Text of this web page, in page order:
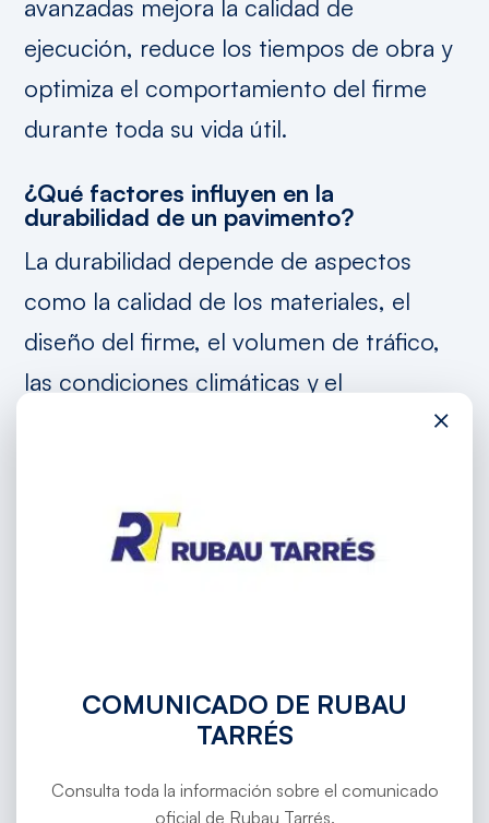
avanzadas mejora la calidad de
ejecución, reduce los tiempos de obra y
optimiza el comportamiento del firme
durante toda su vida útil.
¿Qué factores influyen en la
durabilidad de un pavimento?
La durabilidad depende de aspectos
como la calidad de los materiales, el
diseño del firme, el volumen de tráfico,
las condiciones climáticas y el
mantenimiento preventivo ayudan a
prolongar la vida útil de la
La rehabilitación resulta necesaria
deformaciones, pérdida de adherencia,
×
COMUNICADO DE RUBAU
TARRÉS
Consulta toda la información sobre el comunicado
oficial de Rubau Tarrés.